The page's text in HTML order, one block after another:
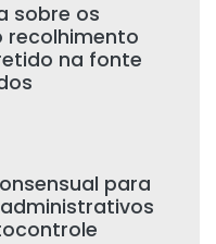
sobre os
recolhimento
na fonte
para